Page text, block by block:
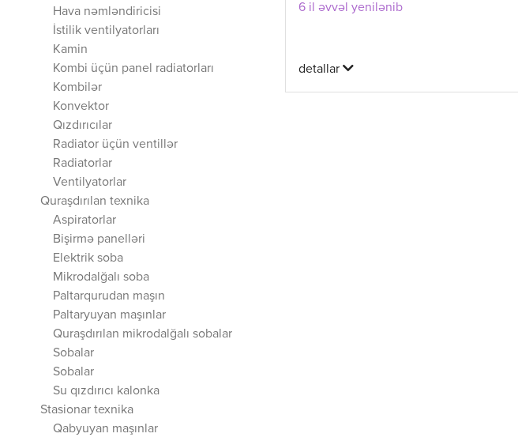
Hava nəmləndiricisi
İstilik ventilyatorları
Kamin
Kombi üçün panel radiatorları
Kombilər
Konvektor
Qızdırıcılar
Radiator üçün ventillər
Radiatorlar
Ventilyatorlar
Quraşdırılan texnika
Aspiratorlar
Bişirmə panelləri
Elektrik soba
Mikrodalğalı soba
Paltarqurudan maşın
Paltaryuyan maşınlar
Quraşdırılan mikrodalğalı sobalar
Sobalar
Sobalar
Su qızdırıcı kalonka
Stasionar texnika
Qabyuyan maşınlar
6 il əvvəl yenilənib
detallar